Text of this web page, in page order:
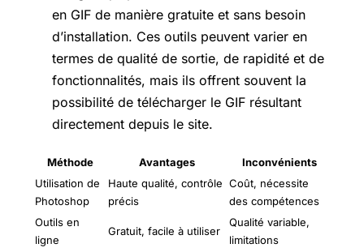
en GIF de manière gratuite et sans besoin
d’installation. Ces outils peuvent varier en
termes de qualité de sortie, de rapidité et de
fonctionnalités, mais ils offrent souvent la
possibilité de télécharger le GIF résultant
directement depuis le site.
Méthode Avantages
Inconvénients
Utilisation de
Photoshop
Haute qualité, contrôle
précis
Coût, nécessite
des compétences
Outils en
ligne
Gratuit, facile à utiliser
Qualité variable,
limitations